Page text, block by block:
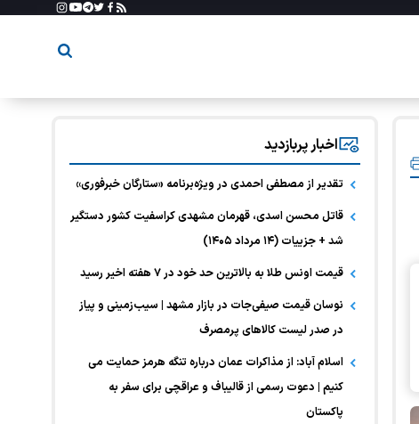
اخبار پربازدید
تقدیر از مصطفی احمدی در ویژه‌برنامه «ستارگان خبرفوری»
قاتل محسن اسدی، قهرمان مشهدی کراسفیت کشور دستگیر
شد + جزییات (۱۴ مرداد ۱۴۰۵)
قیمت اونس طلا به بالاترین حد خود در ۷ هفته اخیر رسید
نوسان قیمت صیفی‌جات در بازار مشهد | سیب‌زمینی و پیاز
در صدر لیست کالا‌های پرمصرف
اسلام آباد: از مذاکرات عمان درباره تنگه هرمز حمایت می
کنیم | دعوت رسمی از قالیباف و عراقچی برای سفر به
پاکستان